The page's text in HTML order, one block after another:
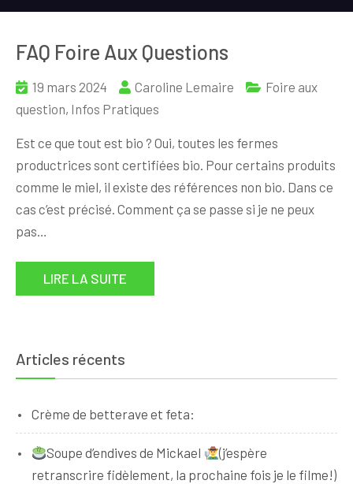
FAQ Foire Aux Questions
19 mars 2024 Caroline Lemaire
Foire aux
question, Infos Pratiques
Est ce que tout est bio ? Oui, toutes les fermes
productrices sont certifiées bio. Pour certains produits
comme le miel, il existe des références non bio. Dans ce
cas c’est précisé. Comment ça se passe si je ne peux
pas…
LIRE LA SUITE
Articles récents
Crème de betterave et feta:
Soupe d’endives de Mickael
(j’espère
retranscrire fidèlement, la prochaine fois je le filme!)